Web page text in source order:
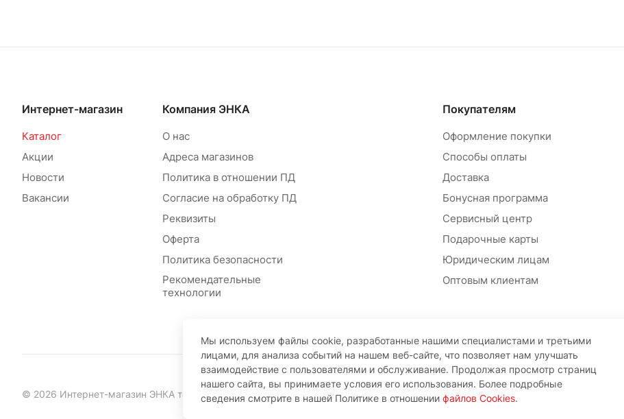
Интернет-магазин
Каталог
Акции
Новости
Вакансии
Компания ЭНКА
О нас
Адреса магазинов
Политика в отношении ПД
Согласие на обработку ПД
Реквизиты
Оферта
Политика безопасности
Рекомендательные
технологии
Покупателям
Оформление покупки
Способы оплаты
Доставка
Бонусная программа
Сервисный центр
Подарочные карты
Юридическим лицам
Оптовым клиентам
© 2026 Интернет-магазин ЭНКА техника
Мы используем файлы cookie, разработанные нашими специалистами и третьими
лицами, для анализа событий на нашем веб-сайте, что позволяет нам улучшать
взаимодействие с пользователями и обслуживание. Продолжая просмотр страниц
нашего сайта, вы принимаете условия его использования. Более подробные
сведения смотрите в нашей Политике в отношении файлов Cookies.